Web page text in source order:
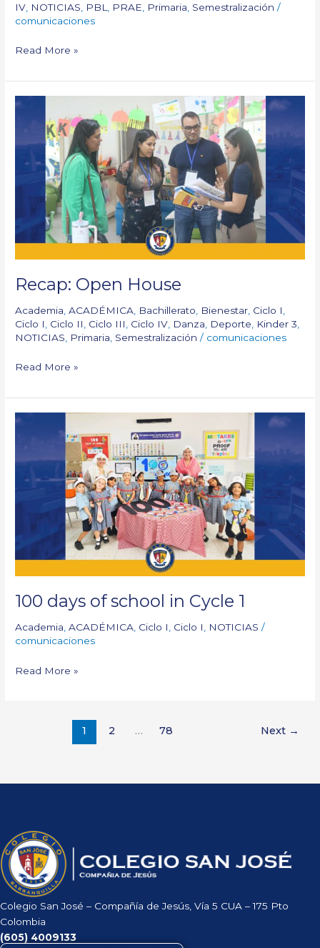
IV NOTICIAS PBL PRAE Primaria Semestralización /
comunicaciones
Read More »
Recap: Open House
Academia ,ACADÉMICA Bachillerato Bienestar Ciclo I
Ciclo I
Ciclo II Ciclo III Ciclo IV Danza Deporte Kinder 3
NOTICIAS
Primaria Semestralización / comunicaciones
Recap:
Open
House
Read More »
100 days of school in Cycle 1
Academia ,ACADÉMICA Ciclo I Ciclo I NOTICIAS /
comunicaciones
100
Read More »
1 2 … 78 Next →
Colegio San José – Compañía de Jesús, Vía 5 CUA – 175 Pto
Colombia
(605) 4009133